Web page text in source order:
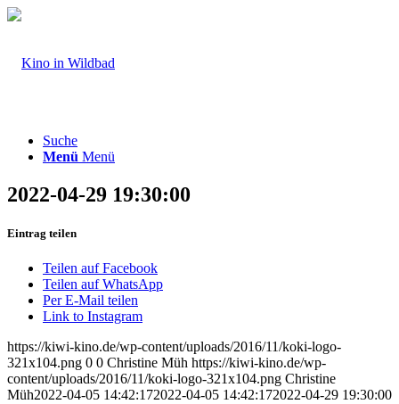
Suche
Menü Menü
2022-04-29 19:30:00
Eintrag teilen
Teilen auf Facebook
Teilen auf WhatsApp
Per E-Mail teilen
Link to Instagram
https://kiwi-kino.de/wp-content/uploads/2016/11/koki-logo-
321x104.png 0 0 Christine Müh https://kiwi-kino.de/wp-
content/uploads/2016/11/koki-logo-321x104.png Christine
Müh2022-04-05 14:42:172022-04-05 14:42:172022-04-29 19:30:00